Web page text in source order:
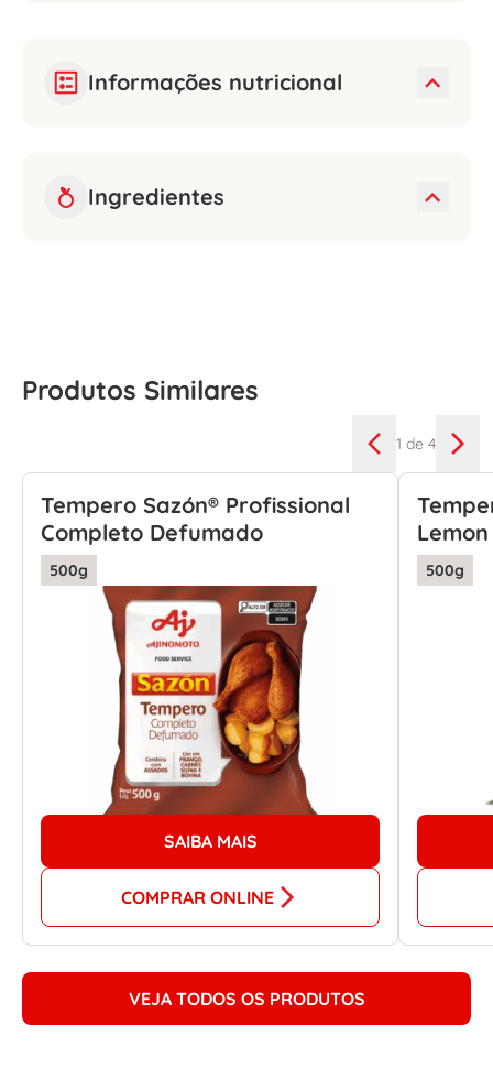
Informações nutricional
Ingredientes
Produtos Similares
1 de 4
Tempero Sazón® Profissional
Completo Defumado
500g
SAIBA MAIS
COMPRAR ONLINE
500g
VEJA TODOS OS PRODUTOS